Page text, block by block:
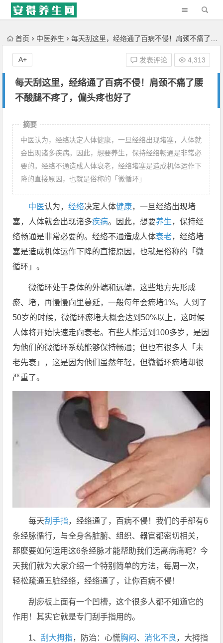
'); })();
首页 中医养生 每天刮这里，经络通了百病不侵！肩颈不痛了腰不酸腿不疼了，偏头疼也好了
每天刮这里，经络通了百病不侵！肩颈不痛了腰
不酸腿不疼了，偏头疼也好了
发表评论 4,313
A+
摘要
中医认为，经络决定人体健康，一旦经络出现堵塞，人体就
会出现诸多疾病。因此，想要养生，保持经络畅通是非常必
要的。经络不通造成人体衰老，经络堵塞是造成机体运作下
降的直接原因，也就是俗称的「微循环」
中医认为，经络决定人体健康，一旦经络出现堵
塞，人体就会出现诸多疾病。因此，想要养生，保持经
络畅通是非常必要的。经络不通造成人体衰老，经络堵
塞是造成机体运作下降的直接原因，也就是俗称的「微
循环」。
微循环处于身体的外端和远端，这些地方先形成
瘀、堵，再慢慢向里蔓延，一般每年会瘀堵1%。人到了
50岁的时候，微循环瘀堵大概会达到50%以上，这时候
人体将开始快速走向衰老。有些人能活到100多岁，是因
为他们的微循环系统能够保持畅通；但也有很多人「未
老先衰」，这是因为他们虽然年轻，但微循环瘀堵却很
严重了。
每天刮手指，经络通了，百病不侵！我们的手部有6
条经脉循行，与全身各脏腑、组织、器官都密切相关，
那麽要如何运用这6条经脉才能帮助我们远离病痛呢？今
天我们就为大家介绍一个特别简单的方法，每周一次，
轻松疏通五脏经络，经络通了，让你百病不侵！
刮痧板上面有一个凹槽，这个很多人都不知道它的
作用！其实它就是专门刮手指用的。
1、刮大拇指，防治：心慌胸闷 、消化不良 ，大拇指